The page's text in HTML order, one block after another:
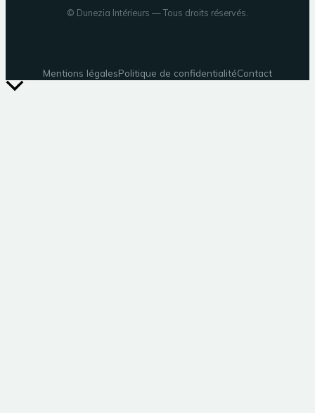
© Dunezia Intérieurs — Tous droits réservés.
Mentions légalesPolitique de confidentialitéContact